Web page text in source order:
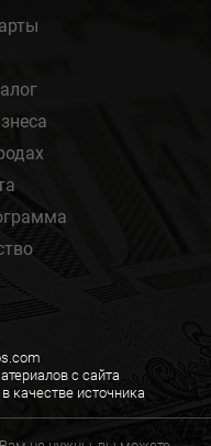
с сайта
качестве источника